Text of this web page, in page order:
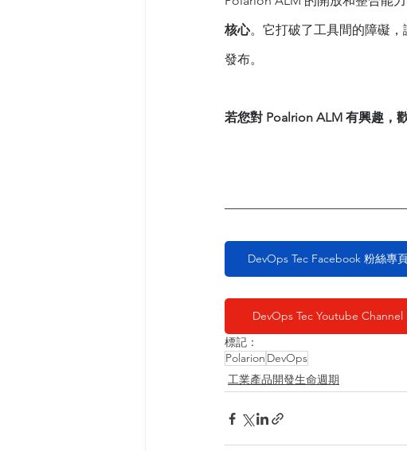
核心。它打破了工具間的障礙
發布。
若您對 Poalrion ALM 有興趣，
DevOps Tec Facebook 粉絲專
DevOps Tec Youtube Channel
標記：
Polarion DevOps
工業產品開發生命週期